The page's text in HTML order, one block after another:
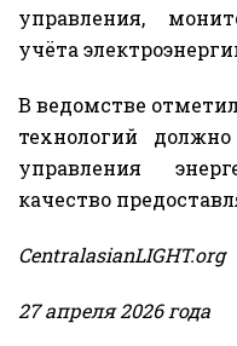
управления,
учёта
В ведомстве
технологий
управления
качество
CentralasianLIGHT.org
27 апреля 2026 года